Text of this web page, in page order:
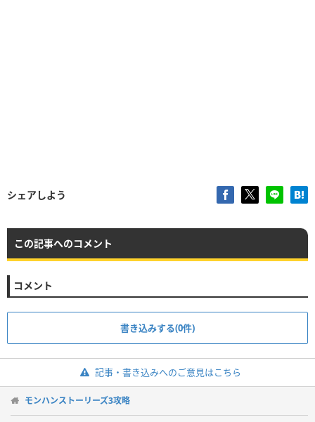
シェアしよう
この記事へのコメント
コメント
書き込みする(0件)
記事・書き込みへのご意見はこちら
モンハンストーリーズ3攻略